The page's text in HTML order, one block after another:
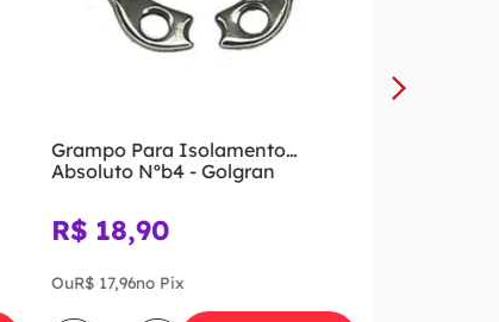
Grampo Para Isolamento
Absoluto Nºb4 - Golgran
R$ 18,90
OuR$ 17,96no Pix